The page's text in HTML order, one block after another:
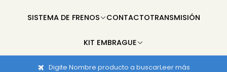
SISTEMA DE FRENOS CONTACTOTRANSMISIÓN
KIT EMBRAGUE
Digite Nombre producto a buscarLeer más